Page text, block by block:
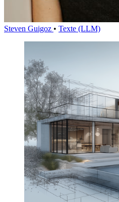
Steven Guigoz • Texte (LLM)